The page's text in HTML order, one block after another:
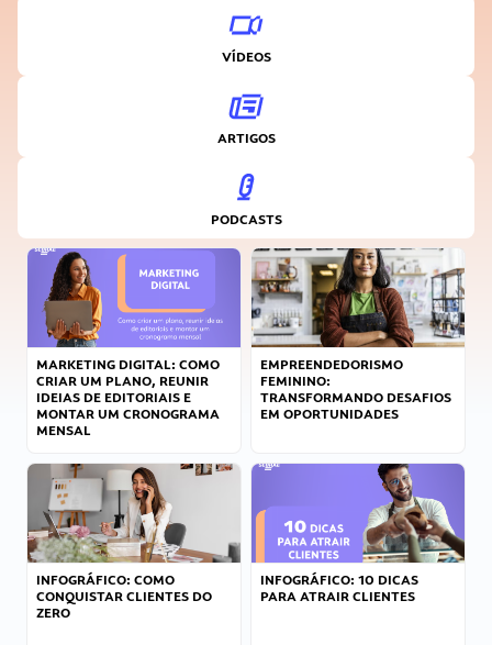
VÍDEOS
ARTIGOS
PODCASTS
MARKETING DIGITAL: COMO
CRIAR UM PLANO, REUNIR
IDEIAS DE EDITORIAIS E
MONTAR UM CRONOGRAMA
MENSAL
EMPREENDEDORISMO
FEMININO:
TRANSFORMANDO DESAFIOS
EM OPORTUNIDADES
INFOGRÁFICO: COMO
CONQUISTAR CLIENTES DO
ZERO
INFOGRÁFICO: 10 DICAS
PARA ATRAIR CLIENTES